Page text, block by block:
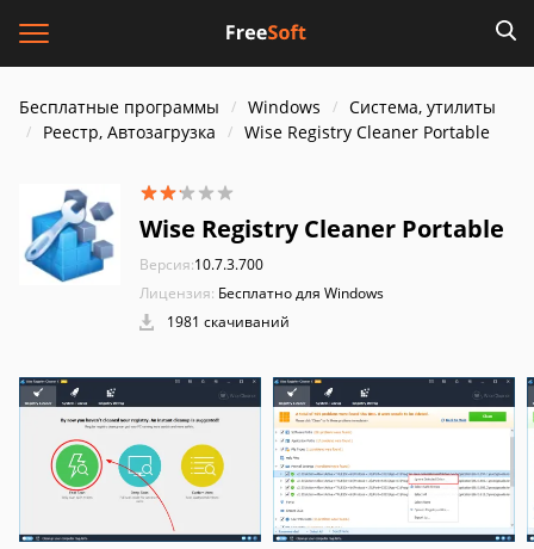
Бесплатные программы Windows
Система, утилиты
Реестр, Автозагрузка
Wise Registry Cleaner Portable
Wise Registry Cleaner Portable
Версия:10.7.3.700
Лицензия: Бесплатно для Windows
1981 скачиваний